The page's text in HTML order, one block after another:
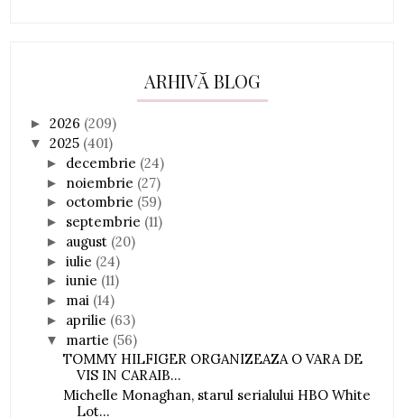
ARHIVĂ BLOG
►2026 (209)
▼2025 (401)
► decembrie (24)
► noiembrie (27)
► octombrie (59)
► septembrie (11)
► august (20)
►iulie (24)
►iunie (11)
► mai (14)
► aprilie (63)
▼ martie (56)
TOMMY HILFIGER ORGANIZEAZA O VARA DE
VIS IN CARAIB...
Michelle Monaghan, starul serialului HBO White
Lot...